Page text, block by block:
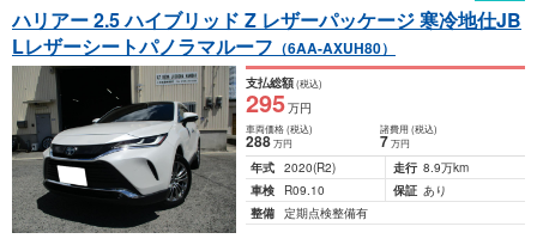
ハリアー 2.5 ハイブリッド Z レザーパッケージ 寒冷地仕JB
Lレザーシートパノラマルーフ （6AA-AXUH80）
支払総額(税込)
295万円
車両価格(税込)
288万円
諸費用 (税込)
7 万円
年式 2020(R2) 走行 8.9万km
車検
R09.10 保証 あり
整備 定期点検整備有